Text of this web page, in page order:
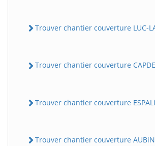
Trouver chantier couverture LUC-
Trouver chantier couverture
Trouver chantier couverture
Trouver chantier couverture AUBiN